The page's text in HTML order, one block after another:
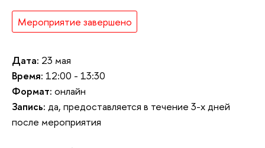
Мероприятие завершено
Дата: 23 мая
Время: 12:00 - 13:30
Формат: онлайн
Запись: да, предоставляется в течение 3-х дней
после мероприятия